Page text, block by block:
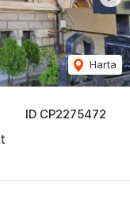
ID CP2275472
Harta